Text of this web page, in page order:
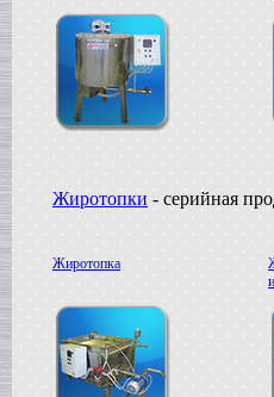
Гомогенизатор
в г. Тверь
Диссольвер
в г. Спаск
Линия для сгущенного молока
в г. Пермь
Темперирующая машина
в г. Бологое
Вакуум-выпарной котел
в г. Дмитров
Сироповарочный котел
в г.Азов
Жиротопки - серийная
Жиротопка